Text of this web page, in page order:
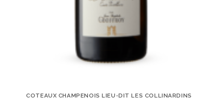
COTEAUX CHAMPENOIS LIEU-DIT LES COLLINARDINS